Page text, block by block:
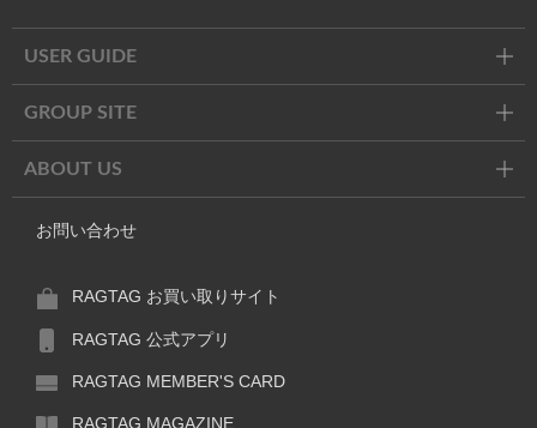
USER GUIDE
GROUP SITE
ABOUT US
お問い合わせ
RAGTAG お買い取りサイト
RAGTAG 公式アプリ
RAGTAG MEMBER'S CARD
RAGTAG MAGAZINE